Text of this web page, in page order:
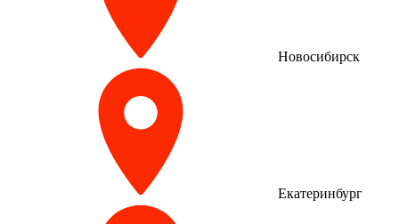
Новосибирск
Екатеринбург